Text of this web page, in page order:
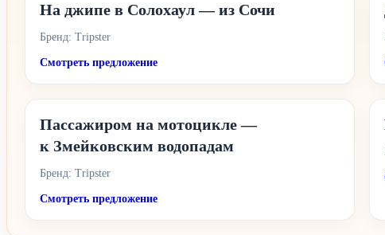
На джипе в Солохаул — из Сочи
Бренд: Tripster
Смотреть предложение
Пассажиром на мотоцикле —
к Змейковским водопадам
Бренд: Tripster
Смотреть предложение